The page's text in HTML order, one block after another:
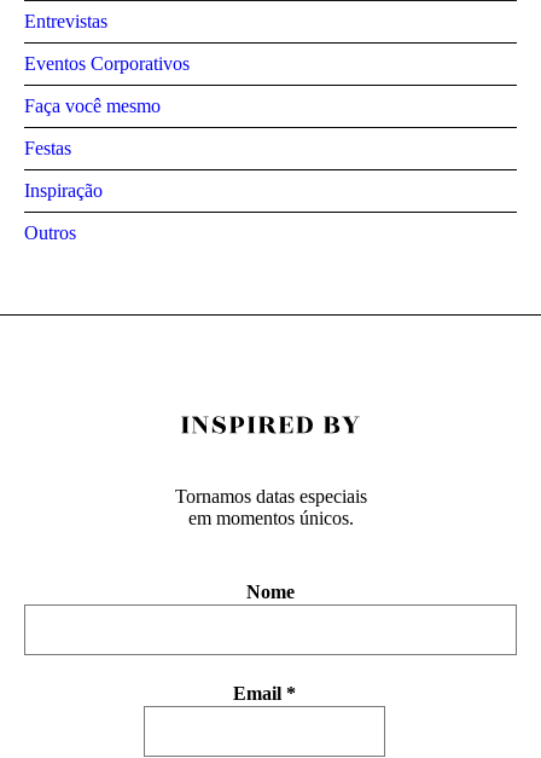
Entrevistas
Eventos Corporativos
Faça você mesmo
Festas
Inspiração
Outros
Tornamos datas especiais
em momentos únicos.
Nome
Email *